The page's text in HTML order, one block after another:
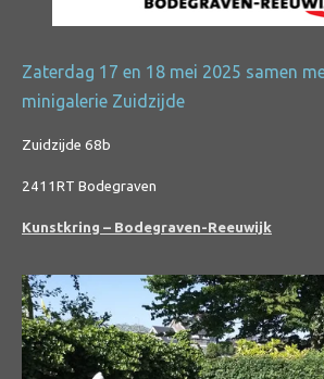
Zaterdag 17 en 18 mei 2025 samen
minigalerie Zuidzijde
Zuidzijde 68b
2411RT Bodegraven
Kunstkring – Bodegraven-Reeuwijk